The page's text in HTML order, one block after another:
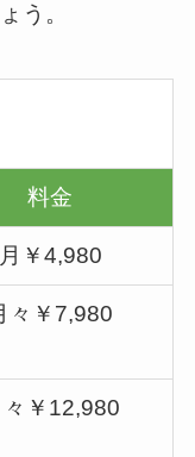
う。
料金
月￥4,980
々￥7,980
々￥12,980